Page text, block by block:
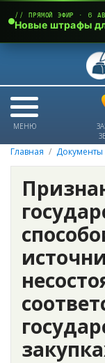
МЕНЮ
Главная Документы
// ПРЯМОЙ ЭФИР · 6
Новые штрафы